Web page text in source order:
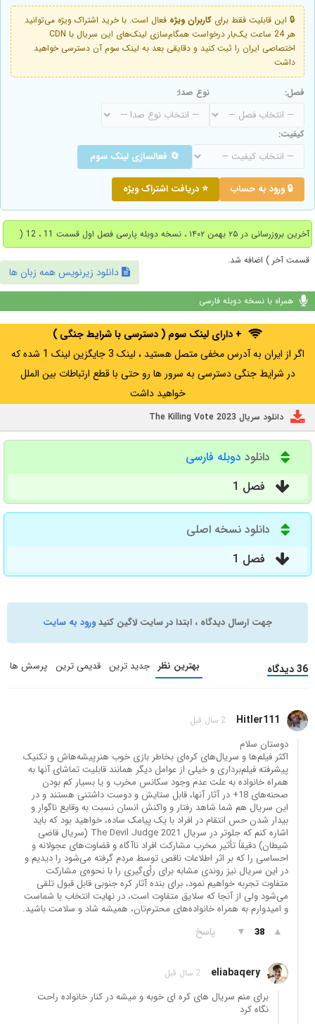
🔒 این قابلیت فقط برای کاربران ویژه فعال است. با خرید اشتراک ویژه می‌توانید
هر 24 ساعت یک‌بار درخواست همگام‌سازی لینک‌های این سریال با CDN
اختصاصی ایران را ثبت کنید و دقایقی بعد به لینک سوم آن دسترسی خواهید
داشت
فصل: نوع صدا:
کیفیت:
🔄 فعالسازی لینک سوم
🔒 ورود به حساب ⭐ دریافت اشتراک ویژه
آخرین بروزرسانی در ۲۵ بهمن ۱۴۰۲ ، نسخه دوبله پارسی فصل اول قسمت 11 ، 12 (
قسمت آخر ) اضافه شد.
دانلود زیرنویس همه زبان ها
همراه با نسخه دوبله فارسی
+ دارای لینک سوم ( دسترسی با شرایط جنگی )
اگر از ایران به آدرس مخفی متصل هستید ، لینک 3 جایگزین لینک 1 شده که
در شرایط جنگی دسترسی به سرور ها رو حتی با قطع ارتباطات بین الملل
خواهید داشت
دانلود سریال The Killing Vote 2023
دانلود دوبله فارسی
فصل 1
دانلود نسخه اصلی
فصل 1
جهت ارسال دیدگاه ، ابتدا در سایت لاگین کنیدورود به سایت
36 دیدگاه بهترین نظر جدید ترین قدیمی ترین پرسش ها
Hitler111 2 سال قبل
دوستان سلام
اکثر فیلم‌ها و سریال‌های کره‌ای بخاطر بازی خوب هنرپیشه‌هاش و تکنیک
پیشرفته فیلم‌برداری و خیلی از عوامل دیگر همانند قابلیت تماشای آنها به
همراه خانواده به علت عدم وجود سکانس مخرب و یا بسیار کم بودن
صحنه‌های 18+ در آثار آنها، قابل ستایش و دوست داشتنی هستند و در
این سریال هم شما شاهد رفتار و واکنش انسان نسبت به وقایع ناگوار و
بیدار شدن حس انتقام در افراد با یک پیامک ساده، خواهید بود که باید
اشاره کنم که جلوتر در سریال The Devil Judge 2021 (سریال قاضی
شیطان) دقیقاً تأثیر مخرب مشارکت افراد ناآگاه و قضاوت‌های عجولانه و
احساسی را که بر اثر اطلاعات ناقص توسط مردم گرفته می‌شود را دیدیم و
در این سریال نیز روندی مشابه برای رأی‌گیری را با نحوه‌ی مشارکت
متفاوت تجربه خواهیم نمود، برای بنده آثار کره جنوبی قابل قبول تلقی
می‌شود ولی از آنجا که سلایق متفاوت است، در نهایت انتخاب با شماست
و امیدوارم به همراه خانواده‌های محترم‌تان، همیشه شاد و سلامت باشید.
▲
38
▼ پاسخ
eliabaqery 2 سال قبل
برای منم سریال های کره ای خوبه و میشه در کنار خانواده راحت
نگاه کرد